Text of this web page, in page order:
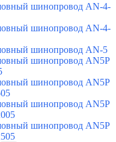
шинопровод AN-4-
шинопровод AN-4-
шинопровод AN-5
шинопровод AN5P
шинопровод AN5P
шинопровод AN5P
шинопровод AN5P